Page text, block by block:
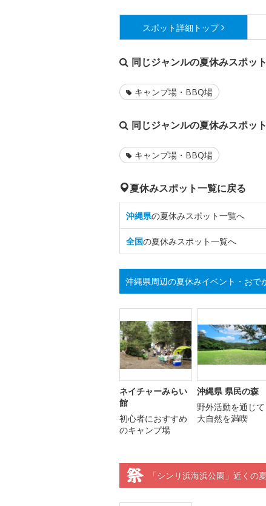
スポット詳細 トップ
同じジャンルの夏休みスポッ
キャンプ場・BBQ場
同じジャンルの夏休みスポッ
キャンプ場・BBQ場
夏休みスポット一覧に戻る
沖縄県の夏休みスポット一覧へ
全国の夏休みスポット一覧へ
沖縄県周辺の夏休みイベント・おで
ネイチャーみらい
館
初心者におすすめ
のキャンプ場
沖縄県 県民の森
野外活動を通じて
大自然を満喫
「シンリ浜海浜公園」近くの